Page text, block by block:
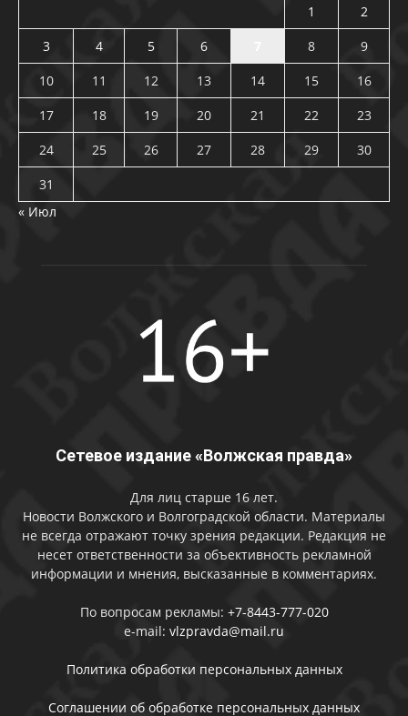
1
2
3
4 5 6 8
9
10
11 12 13 14 15
16
17
18 19 20 21 22
23
24
25 26 27 28 29
30
31
« Июл
Сетевое издание «Волжская правда»
Для лиц старше 16 лет.
Новости Волжского и Волгоградской области. Материалы
не всегда отражают точку зрения редакции. Редакция не
несет ответственности за объективность рекламной
информации и мнения, высказанные в комментариях.
По вопросам рекламы: +7-8443-777-020
e-mail: vlzpravda@mail.ru
Политика обработки персональных данных
Соглашении об обработке персональных данных